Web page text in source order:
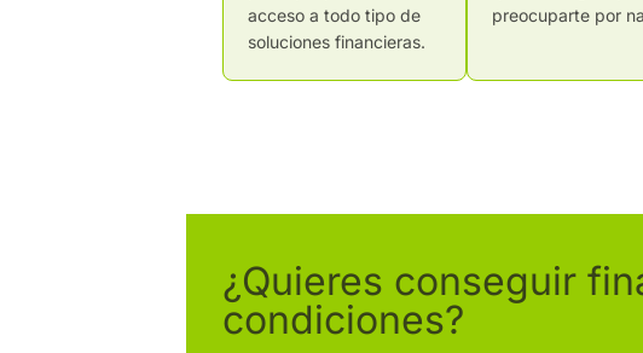
acceso a todo tipo de
soluciones financieras.
preocuparte por
¿Quieres conseguir
condiciones?